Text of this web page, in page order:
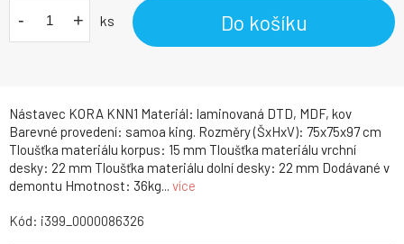
Nástavec KORA KNN1 Materiál: laminovaná DTD, MDF, kov
Barevné provedení: samoa king. Rozměry (ŠxHxV): 75x75x97 cm
Tloušťka materiálu korpus: 15 mm Tloušťka materiálu vrchní
desky: 22 mm Tloušťka materiálu dolní desky: 22 mm Dodávané v
demontu Hmotnost: 36kg... více
- + ks Do košíku
Kód: i399_0000086326